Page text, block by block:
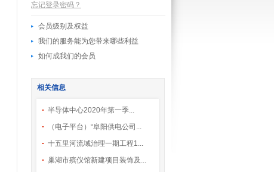
忘记登录密码？
会员级别及权益
我们的服务能为您带来哪些利益
如何成我们的会员
相关信息
半导体中心2020年第一季...
（电子平台）“阜阳供电公司...
十五里河流域治理一期工程1...
巢湖市殡仪馆新建项目装饰及...